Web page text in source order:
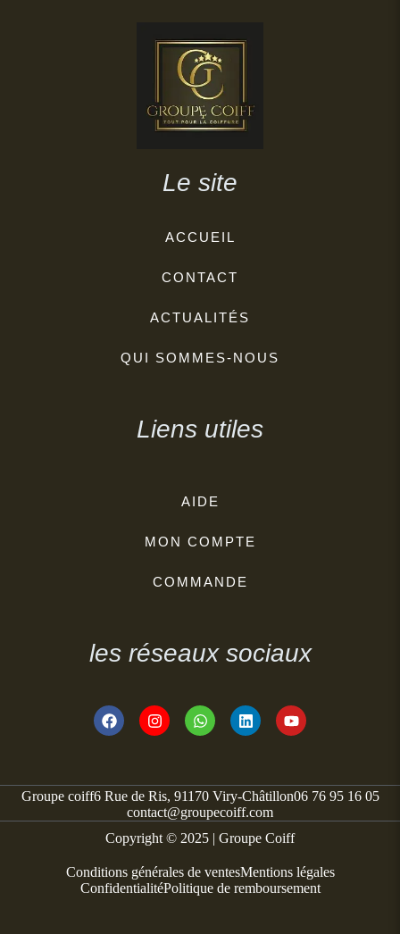
Le site
ACCUEIL
CONTACT
ACTUALITÉS
QUI SOMMES-NOUS
Liens utiles
AIDE
MON COMPTE
COMMANDE
les réseaux sociaux
Groupe coiff6 Rue de Ris, 91170 Viry-Châtillon06 76 95 16 05
contact@groupecoiff.com
Copyright © 2025 | Groupe Coiff
Conditions générales de ventesMentions légales
ConfidentialitéPolitique de remboursement